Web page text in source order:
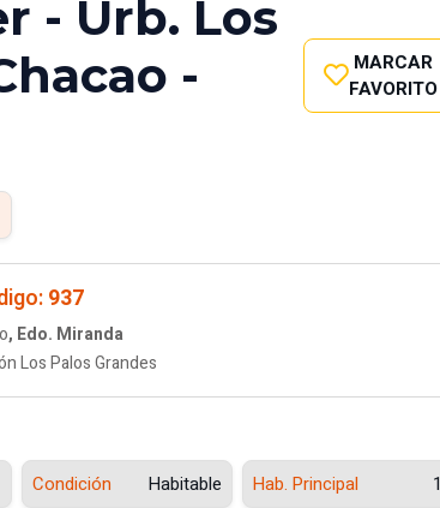
- Urb. Los
-
MARCAR
FAVORITO
937
, Edo. Miranda
Los Palos Grandes
Condición Habitable Hab. Principal 1